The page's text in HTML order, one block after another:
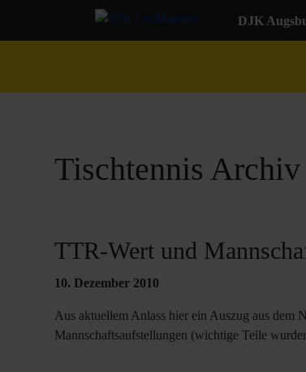
DJK
Tischtennis Archiv
TTR-Wert und
10. Dezember 2010
Aus aktuellem Anlass hier ein Auszug aus
Mannschaftsaufstellungen (wichtige Teile